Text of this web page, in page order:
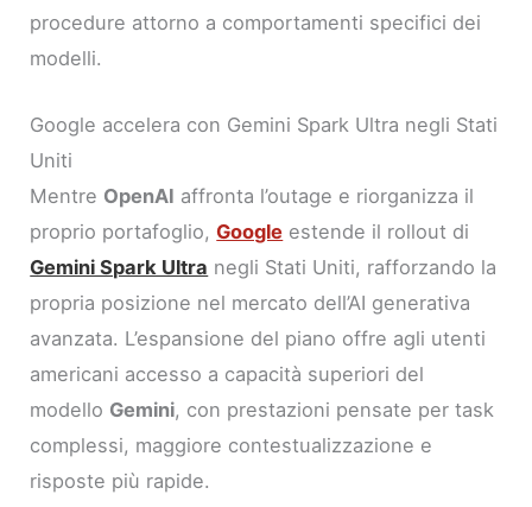
procedure attorno a comportamenti specifici dei
modelli.
Google accelera con Gemini Spark Ultra negli Stati
Uniti
Mentre OpenAI affronta l’outage e riorganizza il
proprio portafoglio,Google estende il rollout di
Gemini Spark Ultra negli Stati Uniti, rafforzando la
propria posizione nel mercato dell’AI generativa
avanzata. L’espansione del piano offre agli utenti
americani accesso a capacità superiori del
modello Gemini, con prestazioni pensate per task
complessi, maggiore contestualizzazione e
risposte più rapide.